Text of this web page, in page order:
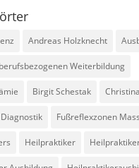
Andreas Holzknecht
berufsbezogenen Weiterbildung
Birgit Schestak
Fußreflexzonen
Heilpraktiker